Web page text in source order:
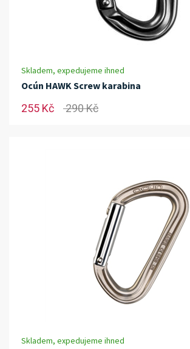
Skladem, expedujeme ihned
Ocún HAWK Screw karabina
255 Kč 290 Kč
Skladem, expedujeme ihned